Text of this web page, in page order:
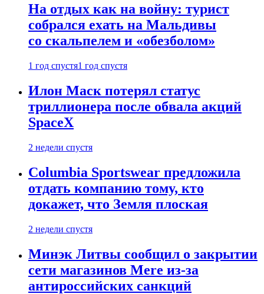
На отдых как на войну: турист
собрался ехать на Мальдивы
со скальпелем и «обезболом»
1 год спустя1 год спустя
Илон Маск потерял статус
триллионера после обвала акций
SpaceX
2 недели спустя
Columbia Sportswear предложила
отдать компанию тому, кто
докажет, что Земля плоская
2 недели спустя
Минэк Литвы сообщил о закрытии
сети магазинов Mere из-за
антироссийских санкций